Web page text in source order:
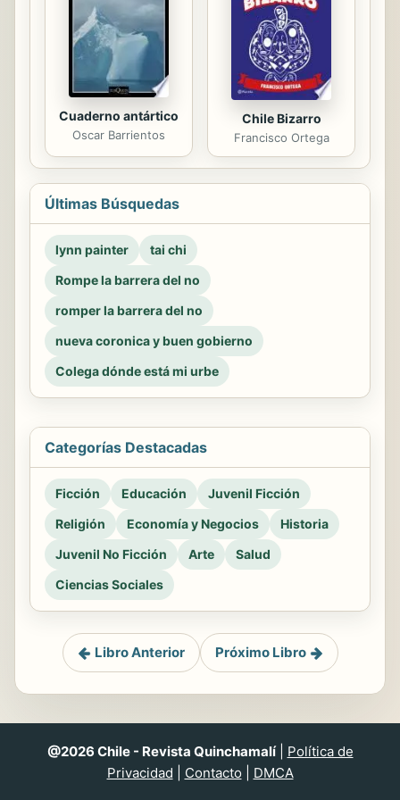
Cuaderno antártico
Oscar Barrientos
Chile Bizarro
Francisco Ortega
Últimas Búsquedas
lynn painter
tai chi
Rompe la barrera del no
romper la barrera del no
nueva coronica y buen gobierno
Colega dónde está mi urbe
Categorías Destacadas
Ficción Educación
Juvenil Ficción
Religión
Economía y Negocios
Historia
Juvenil No Ficción
Arte
Salud
Ciencias Sociales
Libro Anterior Próximo Libro
@2026 Chile - Revista Quinchamalí| Política de
Privacidad
Contacto DMCA